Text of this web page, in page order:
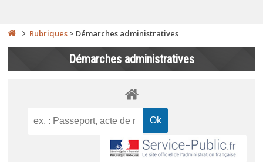
Rubriques > Démarches administratives
Démarches administratives